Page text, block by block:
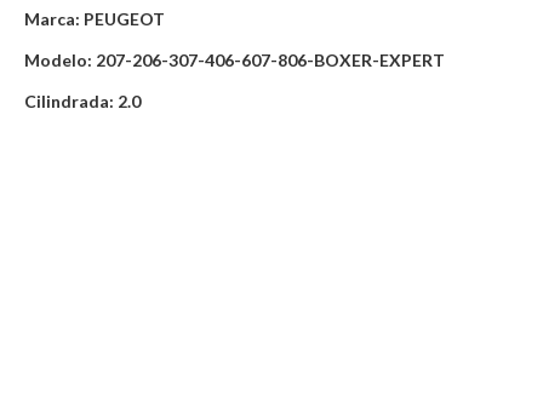
Marca: PEUGEOT
Modelo: 207-206-307-406-607-806-BOXER-EXPERT
Cilindrada: 2.0